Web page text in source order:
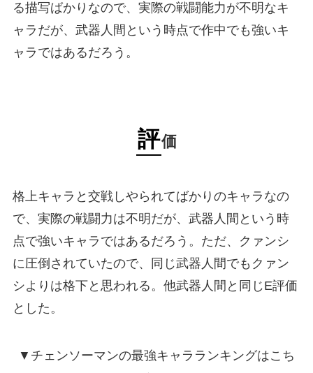
る描写ばかりなので、実際の戦闘能力が不明なキ
ャラだが、武器人間という時点で作中でも強いキ
ャラではあるだろう。
評価
格上キャラと交戦しやられてばかりのキャラなの
で、実際の戦闘力は不明だが、武器人間という時
点で強いキャラではあるだろう。ただ、クァンシ
に圧倒されていたので、同じ武器人間でもクァン
シよりは格下と思われる。他武器人間と同じE評価
とした。
▼チェンソーマンの最強キャラランキングはこち